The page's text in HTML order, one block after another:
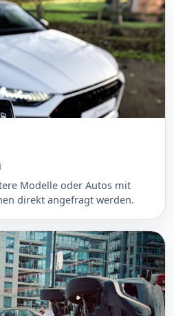
Modelle oder Autos mit
direkt angefragt werden.